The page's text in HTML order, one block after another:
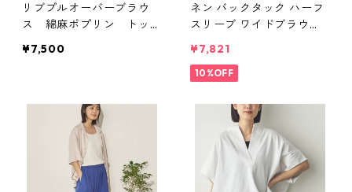
リブプルオーバーブラウ
ス 綿麻ポプリン トップ
¥7,500
ネン バックタック ハーフ
スリーブ ワイドブラウ
¥7,821
10%OFF